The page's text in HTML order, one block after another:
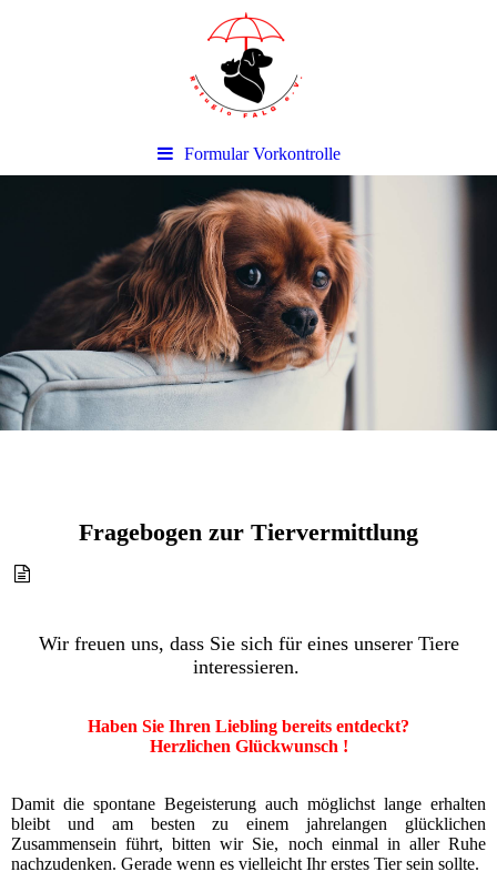
Formular Vorkontrolle
Fragebogen zur Tiervermittlung
Wir freuen uns, dass Sie sich für eines unserer Tiere
interessieren.
Haben Sie Ihren Liebling bereits entdeckt?
Herzlichen Glückwunsch !
Damit die spontane Begeisterung auch möglichst lange erhalten
bleibt und am besten zu einem jahrelangen glücklichen
Zusammensein führt, bitten wir Sie, noch einmal in aller Ruhe
nachzudenken. Gerade wenn es vielleicht Ihr erstes Tier sein sollte.